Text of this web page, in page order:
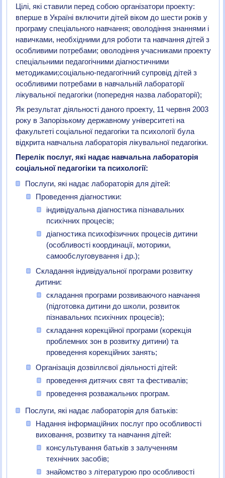
Цілі, які ставили перед собою організатори проекту:
вперше в Україні включити дітей віком до шести років у
програму спеціального навчання; оволодіння знаннями і
навичками, необхідними для роботи та навчання дітей з
особливими потребами; оволодіння учасниками проекту
спеціальними педагогічними діагностичними
методиками;соціально-педагогічний супровід дітей з
особливими потребами в навчальній лабораторії
лікувальної педагогіки (попередня назва лабораторії);
Як результат діяльності даного проекту, 11 червня 2003
року в Запорізькому державному університеті на
факультеті соціальної педагогіки та психології була
відкрита навчальна лабораторія лікувальної педагогіки.
Перелік послуг, які надає навчальна лабораторія
соціальної педагогіки та психології:
Послуги, які надає лабораторія для дітей:
Проведення діагностики:
індивідуальна діагностика пізнавальних
психічних процесів;
діагностика психофізичних процесів дитини
(особливості координації, моторики,
самообслуговування і др.);
Складання індивідуальної програми розвитку
дитини:
складання програми розвиваючого навчання
(підготовка дитини до школи, розвиток
пізнавальних психічних процесів);
складання корекційної програми (корекція
проблемних зон в розвитку дитини) та
проведення корекційних занять;
Організація дозвіллєвої діяльності дітей:
проведення дитячих свят та фестивалів;
проведення розважальних програм.
Послуги, які надає лабораторія для батьків:
Надання інформаційних послуг про особливості
виховання, розвитку та навчання дітей:
консультування батьків з залученням
технічних засобів;
знайомство з літературою про особливості